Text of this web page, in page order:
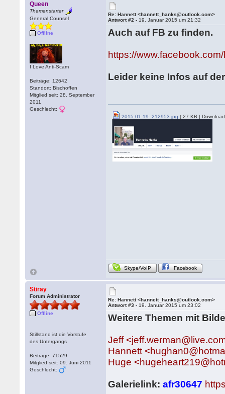
Queen
Themenstarter
General Counsel
Offline
I Love Anti-Scam
Beiträge: 12642
Standort: Bischoffen
Mitglied seit: 28. September
2011
Geschlecht:
Re: Hannett <hannett_hanks@outlook.com>
Antwort #2 - 19. Januar 2015 um 21:32
Auch auf FB zu finden.
https://
Leider keine Infos auf
2015-01-19_212953.jpg ( 27 KB |
Skype/VoIP Facebook
Stiray
Forum Administrator
Offline
Stillstand ist die Vorstufe
des Untergangs
Beiträge: 71529
Mitglied seit: 09. Juni 2011
Geschlecht:
Re: Hannett <hannett_hanks@outlook.com>
Antwort #3 - 19. Januar 2015 um 23:02
Weitere Themen mit
Jeff
Hannett
Huge
Galerielink:afr30647